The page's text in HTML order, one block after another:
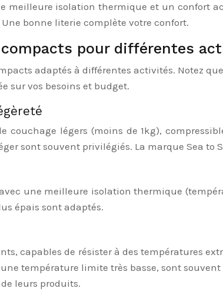
meilleure isolation thermique et un confort
bonne literie complète votre confort.
compacts pour différentes
adaptés à différentes activités. Notez
sur vos besoins et budget.
couchage légers (moins de 1kg),
sont souvent privilégiés. La marque Sea to
une meilleure isolation thermique
épais sont adaptés.
capables de résister à des températures
température limite très basse, sont
leurs produits.